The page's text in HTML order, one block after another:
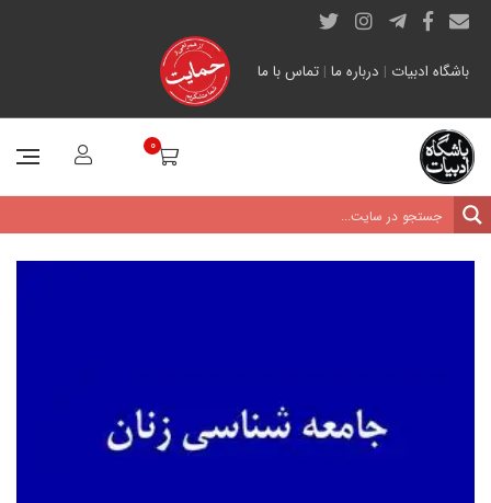
باشگاه ادبیات | درباره ما | تماس با ما
0